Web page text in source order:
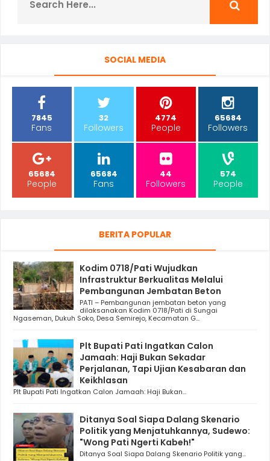
SOCIAL MEDIA
7845
Fans
32
Followers
4774
People
65684
Followers
65684
People
65684
Fans
44
Followers
574
People
BERITA POPULAR
Kodim 0718/Pati Wujudkan
Infrastruktur Berkualitas Melalui
Pembangunan Jembatan Beton
PATI – Pembangunan jembatan beton yang
dilaksanakan Kodim 0718/Pati di Sungai
Ngaseman, Dukuh Soko, Desa Semirejo, Kecamatan G...
Plt Bupati Pati Ingatkan Calon
Jamaah: Haji Bukan Sekadar
Perjalanan, Tapi Ujian Kesabaran dan
Keikhlasan
Plt Bupati Pati Ingatkan Calon Jamaah: Haji Bukan...
Ditanya Soal Siapa Dalang Skenario
Politik yang Menjatuhkannya, Sudewo:
"Wong Pati Ngerti Kabeh!"
Ditanya Soal Siapa Dalang Skenario Politik yang...